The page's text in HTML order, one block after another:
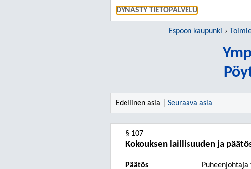
DYNASTY TIETOPALVELU
Espoon kaupunki
Edellinen asia | Seuraava asia
§ 107
Kokouksen laillisuuden ja
Päätös Puheenjohtaja